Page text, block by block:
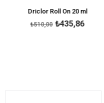
Driclor Roll On 20 ml
₺435,86
₺510,00